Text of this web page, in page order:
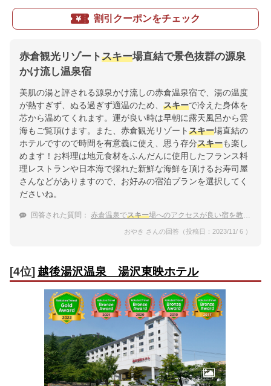
割引クーポンをチェック
赤倉観光リゾートスキー場直結で景色抜群の源泉
かけ流し温泉宿
美肌の湯と評される源泉かけ流しの赤倉温泉宿で、湯の温度
が熱すぎず、ぬる過ぎず適温のため、 スキーで冷えた身体を
芯から温めてくれます。運が良い時は早朝に露天風呂から雲
海もご覧頂けます。また、赤倉観光リゾートスキー場直結の
ホテルですので時間を有意義に使え、思う存分スキーも楽し
めます！お料理は地元食材をふんだんに使用したフランス料
理レストランや日本海で採れた新鮮な海鮮を頂けるお寿司屋
さんなどがありますので、お好みの宿泊プランを選択してく
ださいね。
回答された質問： 赤倉温泉でスキー場へのアクセスが良い宿を教えて
おやき さんの回答（投稿日：2023/11/ 6 ）
[4位] 越後湯沢温泉 湯沢東映ホテル